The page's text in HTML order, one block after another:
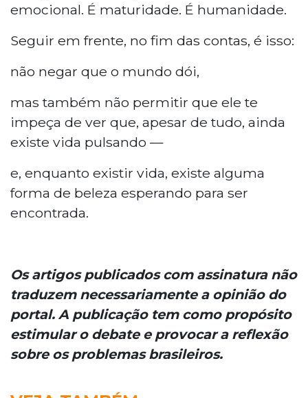
emocional. É maturidade. É humanidade.
Seguir em frente, no fim das contas, é isso:
não negar que o mundo dói,
mas também não permitir que ele te
impeça de ver que, apesar de tudo, ainda
existe vida pulsando —
e, enquanto existir vida, existe alguma
forma de beleza esperando para ser
encontrada.
Os artigos publicados com assinatura não
traduzem necessariamente a opinião do
portal. A publicação tem como propósito
estimular o debate e provocar a reflexão
sobre os problemas brasileiros.